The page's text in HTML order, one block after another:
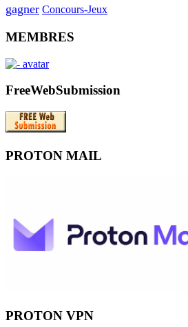
gagner Concours-Jeux
MEMBRES
FreeWebSubmission
PROTON MAIL
PROTON VPN